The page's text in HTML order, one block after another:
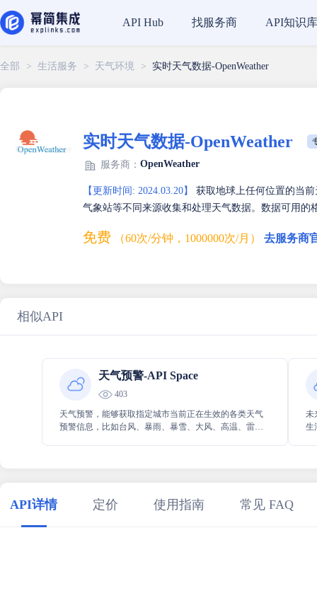
API Hub 找服务商 API知识库
全部 > 生活服务 > 天气环境 > 实时天气数据-OpenWeather
实时天气数据-OpenWeather
服务商： OpenWeather
【更新时间: 2024.03.20】
获取地球上任何位置的当
气象站等不同来源收集和处理天气数据。数据可用的
免费 （60次/分钟，1000000次/月） 去服务商
相似API
天气预警-API Space
403
天气预警，能够获取指定城市当前正在生效的各类天气
预警信息，比如台风、暴雨、暴雪、大风、高温、雷
未
生
API详情 定价 使用指南 常见 FAQ